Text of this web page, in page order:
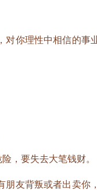
你理性中相信的事
，要失去大笔钱财。
友背叛或者出卖你